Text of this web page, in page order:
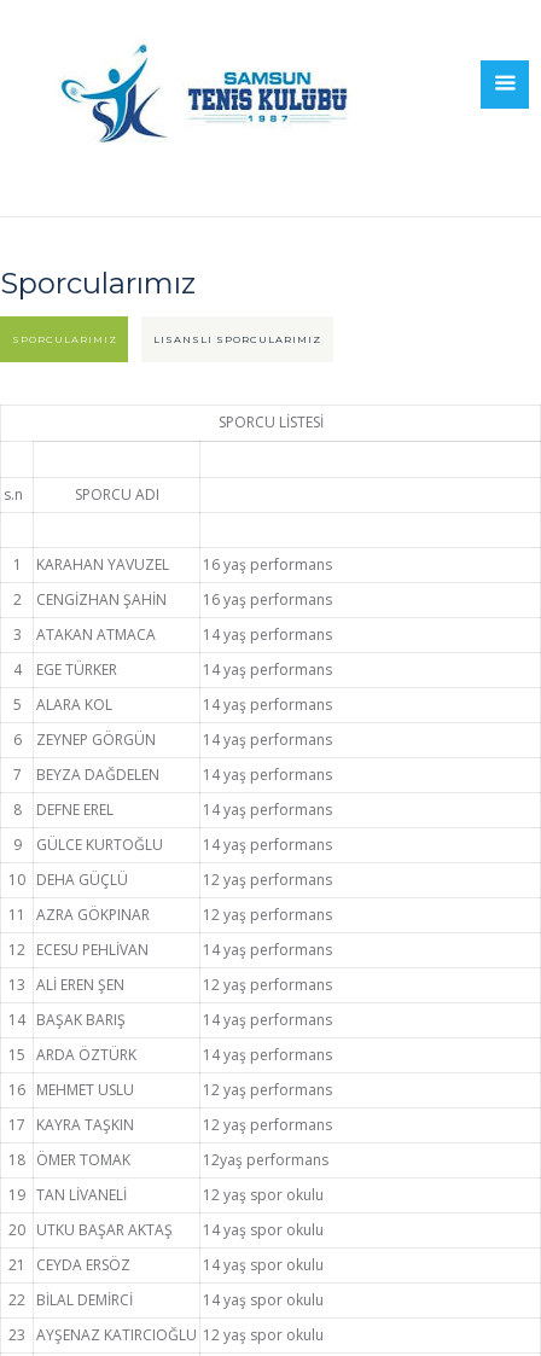
Sporcularımız
SPORCULARIMIZ LISANSLI SPORCULARIMIZ
SPORCU LİSTESİ
s.n SPORCU ADI
1 KARAHAN YAVUZEL
16 yaş performans
2
CENGİZHAN ŞAHİN
16 yaş performans
3
ATAKAN ATMACA
14 yaş performans
4
EGE TÜRKER
14 yaş performans
5
ALARA KOL
14 yaş performans
6
ZEYNEP GÖRGÜN
14 yaş performans
7
BEYZA DAĞDELEN
14 yaş performans
8
DEFNE EREL
14 yaş performans
9
GÜLCE KURTOĞLU
14 yaş performans
10 DEHA GÜÇLÜ
12 yaş performans
11
AZRA GÖKPINAR
12 yaş performans
12 ECESU PEHLİVAN
14 yaş performans
13 ALİ EREN ŞEN
12 yaş performans
14 BAŞAK BARIŞ
14 yaş performans
15 ARDA ÖZTÜRK
14 yaş performans
16 MEHMET USLU
12 yaş performans
17
KAYRA TAŞKIN
12 yaş performans
18 ÖMER TOMAK
12yaş performans
19 TAN LİVANELİ
12 yaş spor okulu
20 UTKU BAŞAR AKTAŞ
14 yaş spor okulu
21
CEYDA ERSÖZ
14 yaş spor okulu
22 BİLAL DEMİRCİ
14 yaş spor okulu
23 AYŞENAZ KATIRCIOĞLU 12 yaş spor okulu